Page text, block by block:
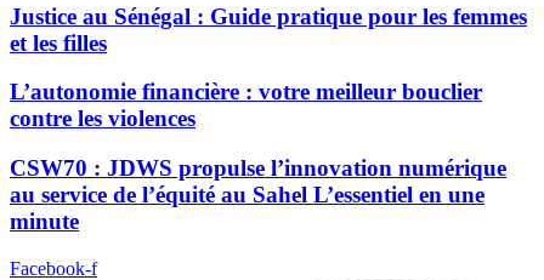
Justice au Sénégal : Guide pratique pour les femmes
et les filles
L’autonomie financière : votre meilleur bouclier
contre les violences
CSW70 : JDWS propulse l’innovation numérique
au service de l’équité au Sahel L’essentiel en une
minute
Facebook-f